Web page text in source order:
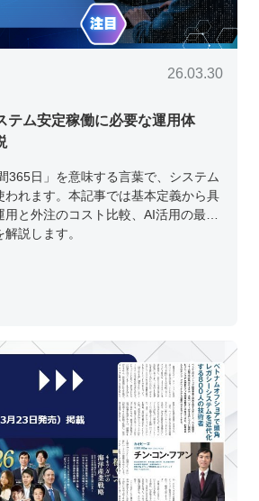
26.03.30
テム安定稼働に必要な運用体
365日」を意味する言葉で、システム
われます。本記事では基本定義から具
と外注のコスト比較、AI活用の最新
説します。